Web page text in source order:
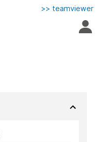
>> teamviewer